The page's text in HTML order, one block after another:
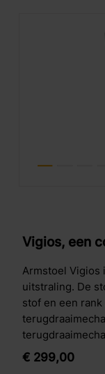
Vigios, een
Armstoel Vigios
uitstraling. De
stof en een
recht aan tafel.
kuip, deze
€ 299,00